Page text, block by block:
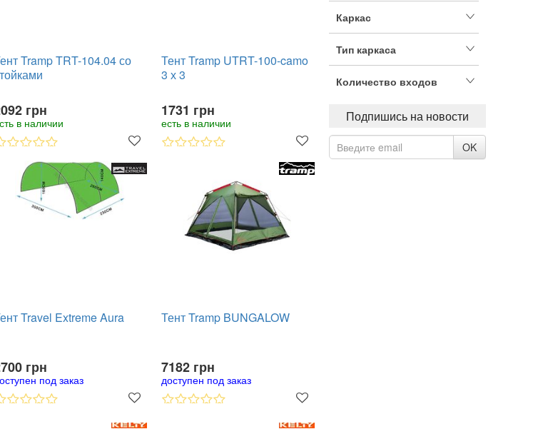
Tramp TRT-104.04 со
грн
в наличии
Тент Tramp UTRT-100-camo
3 х 3
1731 грн
есть в наличии
Travel Extreme Aura
грн
под заказ
Тент Tramp BUNGALOW
7182 грн
доступен под заказ
Каркас
Тип каркаса
Количество входов
Подпишись на новости
OK